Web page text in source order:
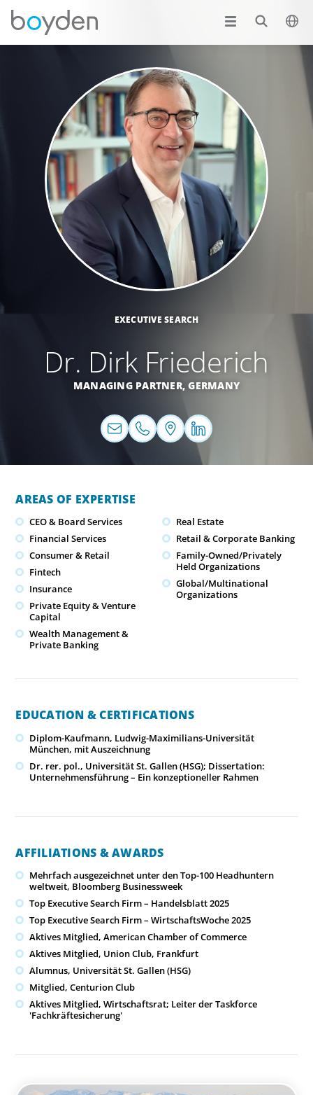
EXECUTIVE SEARCH
Dr. Dirk Friederich
MANAGING PARTNER,GERMANY
AREAS OF EXPERTISE
CEO & Board Services
Financial Services
Consumer & Retail
Fintech
Insurance
Private Equity & Venture
Capital
Wealth Management &
Private Banking
Real Estate
Retail & Corporate Banking
Family-Owned/Privately
Held Organizations
Global/Multinational
Organizations
EDUCATION & CERTIFICATIONS
Diplom-Kaufmann, Ludwig-Maximilians-Universität
München, mit Auszeichnung
Dr. rer. pol., Universität St. Gallen (HSG); Dissertation:
Unternehmensführung – Ein konzeptioneller Rahmen
AFFILIATIONS & AWARDS
Mehrfach ausgezeichnet unter den Top-100 Headhuntern
weltweit, Bloomberg Businessweek
Top Executive Search Firm – Handelsblatt 2025
Top Executive Search Firm – WirtschaftsWoche 2025
Aktives Mitglied, American Chamber of Commerce
Aktives Mitglied, Union Club, Frankfurt
Alumnus, Universität St. Gallen (HSG)
Mitglied, Centurion Club
Aktives Mitglied, Wirtschaftsrat; Leiter der Taskforce
'Fachkräftesicherung'